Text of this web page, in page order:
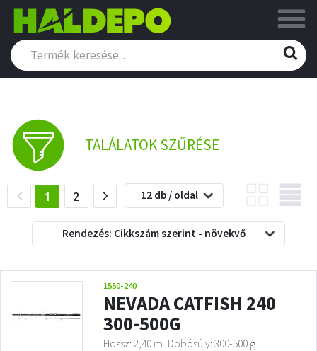
TALÁLATOK SZŰRÉSE
1 (current)
2 12 db / oldal
Rendezés: Cikkszám szerint - növekvő
1550-240
NEVADA CATFISH 240
300-500G
Hossz: 2,40 m Dobósúly: 300-500 g